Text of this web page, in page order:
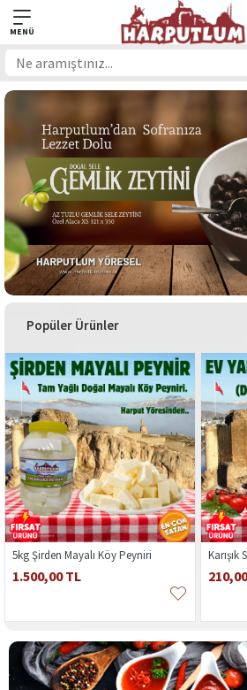
Popüler Ürünler
5kg Şirden Mayalı Köy Peyniri
1.500,00 TL
Karışık